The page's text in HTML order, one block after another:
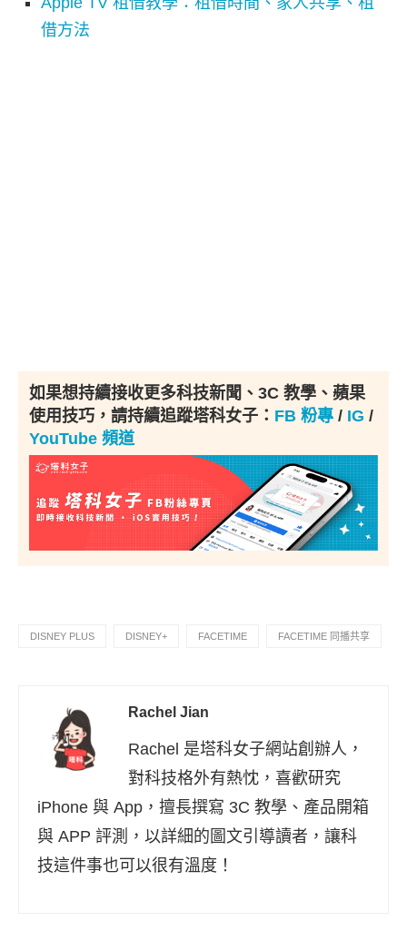
借方法
如果想持續接收更多科技新聞、3C 教學、蘋果
使用技巧，請持續追蹤塔科女子： FB 粉專 / IG /
YouTube 頻道
DISNEY PLUS DISNEY+ FACETIME FACETIME 同播共享
Rachel Jian
Rachel 是塔科女子網站創辦人，
對科技格外有熱忱，喜歡研究
iPhone 與 App，擅長撰寫 3C 教學、產品開箱
與 APP 評測，以詳細的圖文引導讀者，讓科
技這件事也可以很有溫度！